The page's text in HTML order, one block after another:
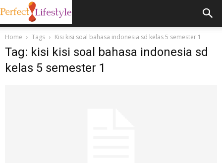
Home Tags Kisi kisi soal bahasa indonesia sd kelas 5 semester 1
Tag: kisi kisi soal bahasa indonesia sd
kelas 5 semester 1